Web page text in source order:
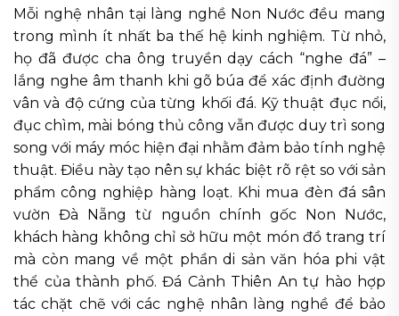
Mỗi nghệ nhân tại làng nghề Non Nước đều mang
trong mình ít nhất ba thế hệ kinh nghiệm. Từ nhỏ,
họ đã được cha ông truyền dạy cách “nghe đá” –
lắng nghe âm thanh khi gõ búa để xác định đường
vân và độ cứng của từng khối đá. Kỹ thuật đục nổi,
đục chìm, mài bóng thủ công vẫn được duy trì song
song với máy móc hiện đại nhằm đảm bảo tính nghệ
thuật. Điều này tạo nên sự khác biệt rõ rệt so với sản
phẩm công nghiệp hàng loạt. Khi mua đèn đá sân
vườn Đà Nẵng từ nguồn chính gốc Non Nước,
khách hàng không chỉ sở hữu một món đồ trang trí
mà còn mang về một phần di sản văn hóa phi vật
thể của thành phố. Đá Cảnh Thiên An tự hào hợp
tác chặt chẽ với các nghệ nhân làng nghề để bảo